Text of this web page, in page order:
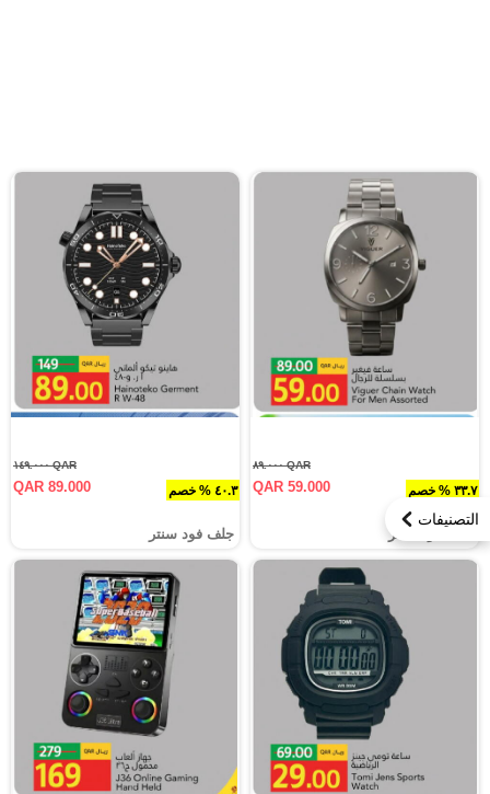
التصنيفات
٣٣.٧ % خصم
QAR ٨٩.٠٠٠
QAR 59.000
جلف فود سنتر
٤٠.٣ % خصم
QAR ١٤٩.٠٠٠
QAR 89.000
جلف فود سنتر